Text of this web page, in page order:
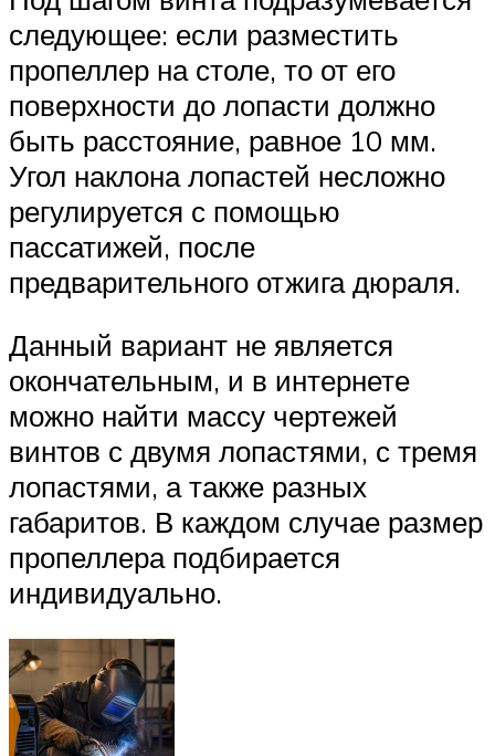
следующее: если разместить
пропеллер на столе, то от его
поверхности до лопасти должно
быть расстояние, равное 10 мм.
Угол наклона лопастей несложно
регулируется с помощью
пассатижей, после
предварительного отжига дюраля.
Данный вариант не является
окончательным, и в интернете
можно найти массу чертежей
винтов с двумя лопастями, с тремя
лопастями, а также разных
габаритов. В каждом случае размер
пропеллера подбирается
индивидуально.